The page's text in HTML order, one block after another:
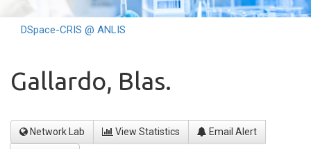
DSpace-CRIS @ ANLIS
Gallardo, Blas.
Network Lab View Statistics Email Alert